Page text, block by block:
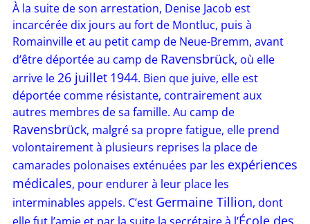
À la suite de son arrestation, Denise Jacob est
incarcérée dix jours au fort de Montluc, puis à
Romainville et au petit camp de Neue-Bremm, avant
d’être déportée au camp de Ravensbrück, où elle
arrive le26 juillet 1944. Bien que juive, elle est
déportée comme résistante, contrairement aux
autres membres de sa famille. Au camp de
Ravensbrück, malgré sa propre fatigue, elle prend
volontairement à plusieurs reprises la place de
camarades polonaises exténuées par les expériences
médicales, pour endurer à leur place les
interminables appels. C’est Germaine Tillion, dont